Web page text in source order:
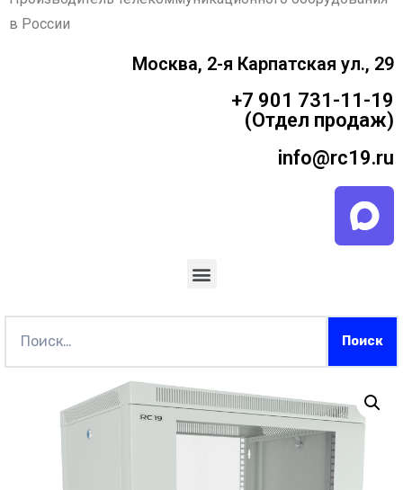
в России
Москва, 2-я Карпатская ул., 29
+7 901 731-11-19
(Отдел продаж)
info@rc19.ru